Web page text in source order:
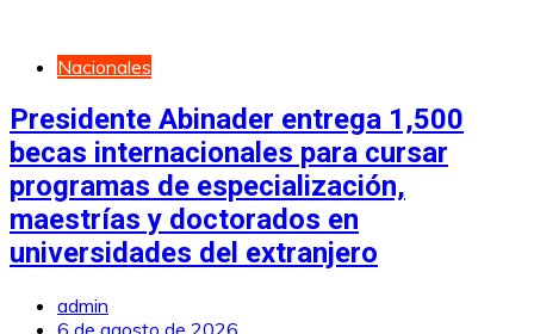
Nacionales
Presidente Abinader entrega 1,500
becas internacionales para cursar
programas de especialización,
maestrías y doctorados en
universidades del extranjero
admin
6 de agosto de 2026